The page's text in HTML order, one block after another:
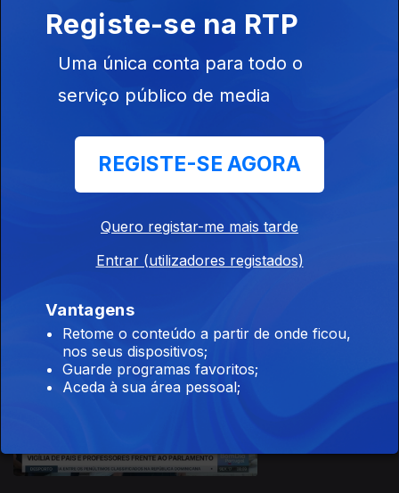
20 jul. 2026
Registe-se na RTP
Uma única conta para todo o
serviço público de media
REGISTE-SE AGORA
Quero registar-me mais tarde
Entrar (utilizadores registados)
Vantagens
Retome o conteúdo a partir de onde ficou,
nos seus dispositivos;
Guarde programas favoritos;
Aceda à sua área pessoal;